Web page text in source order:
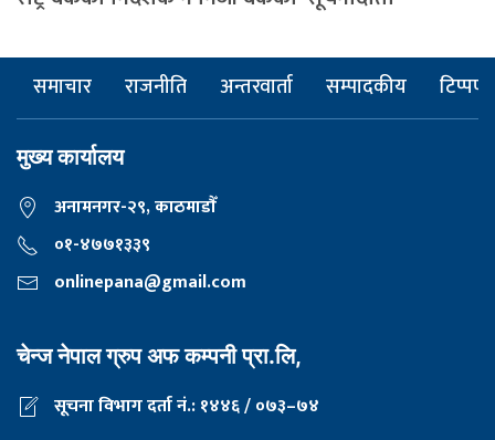
समाचार राजनीति अन्तरवार्ता सम्पादकीय टिप्पणी
मुख्य कार्यालय
अनामनगर-२९, काठमाडाैँ
०१-४७७१३३९
onlinepana@gmail.com
चेन्ज नेपाल ग्रुप अफ कम्पनी प्रा.लि,
सूचना विभाग दर्ता नं.: १४४६ / ०७३–७४